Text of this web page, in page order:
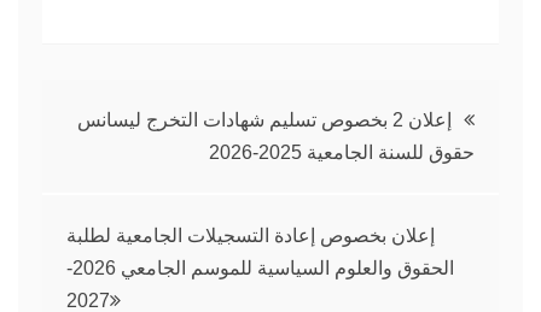
تصفّح
المقالات
إعلان 2 بخصوص تسليم شهادات التخرج ليسانس
حقوق للسنة الجامعية 2025-2026
إعلان بخصوص إعادة التسجيلات الجامعية لطلبة
الحقوق والعلوم السياسية للموسم الجامعي 2026-
2027